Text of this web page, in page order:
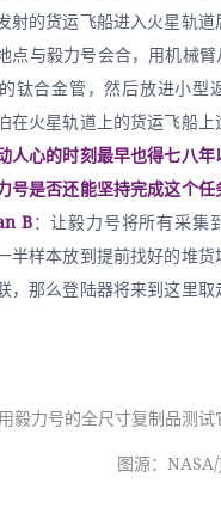
射的货运飞船进入火星轨
点与毅力号会合，用机械臂
钛合金管，然后放进小型
在火星轨道上的货运飞船上
人心的时刻最早也得七八年
号是否还能坚持完成这个
B：让毅力号将所有采集
半样本放到提前找好的堆货
，那么登陆器将来到这里
毅力号的全尺寸复制品测试
图源：